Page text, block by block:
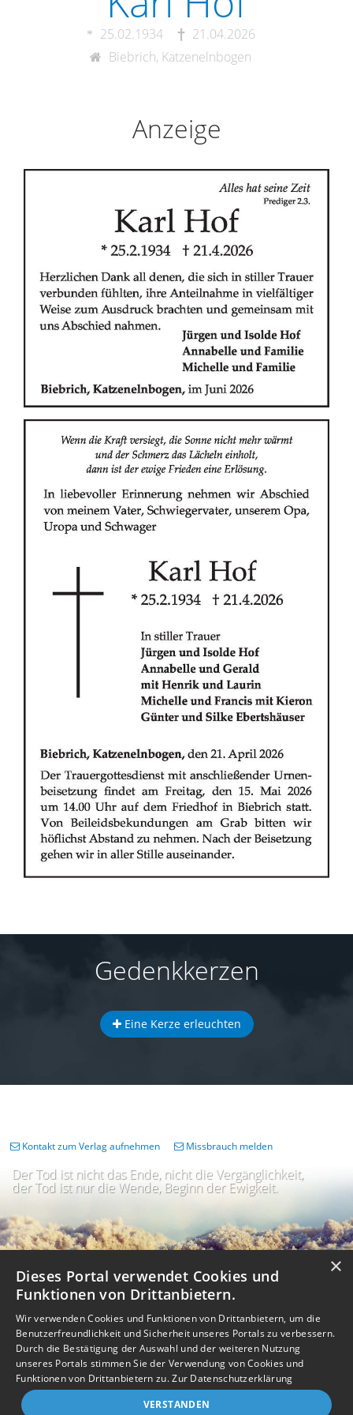
25.02.1934
21.04.2026
Biebrich, Katzenelnbogen
Anzeige
Gedenkkerzen
Eine Kerze erleuchten
Der Tod ist nicht das Ende, nicht die Vergänglichkeit,
der Tod ist nur die Wende, Beginn der Ewigkeit.
Kontakt zum Verlag aufnehmen Missbrauch melden
Impressum Nutzungsbedingungen Datenschutz
AGB
Barrierefreiheit
Barriere melden
I
m
A
Accessibility-Modus aktivieren
IKontrastmodus aktivieren
eigenes Gedenkportal erstellen
×
Dieses Portal verwendet Cookies und
Funktionen von Drittanbietern.
Wir verwenden Cookies und Funktionen von Drittanbietern, um die
Benutzerfreundlichkeit und Sicherheit unseres Portals zu verbessern.
Durch die Bestätigung der Auswahl und der weiteren Nutzung
unseres Portals stimmen Sie der Verwendung von Cookies und
Funktionen von Drittanbietern zu.Zur Datenschutzerklärung
VERSTANDEN